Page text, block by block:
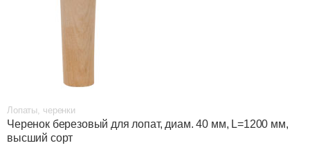
Лопаты, черенки
Черенок березовый для лопат, диам. 40 мм, L=1200 мм,
высший сорт